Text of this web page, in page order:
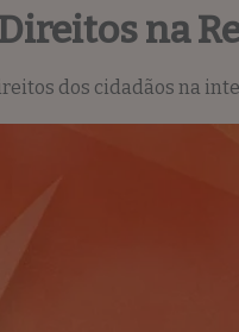
na
dos cidadãos na